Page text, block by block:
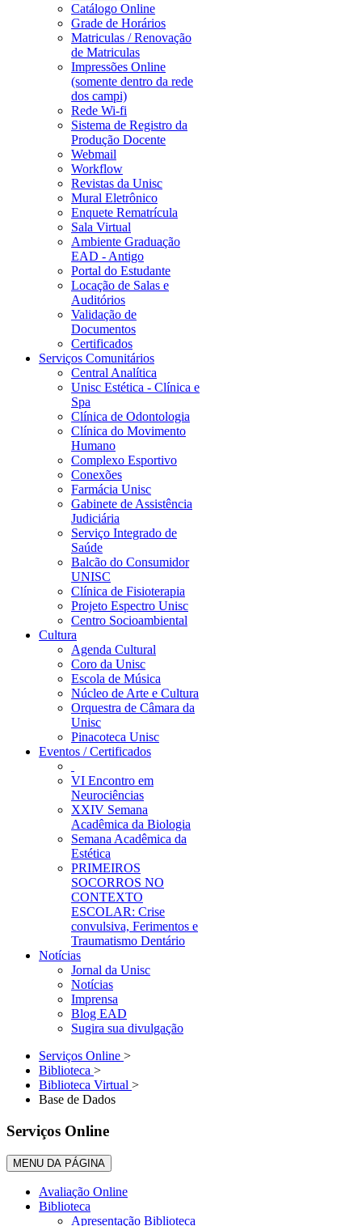
Catálogo Online
Grade de Horários
Matriculas / Renovação
de Matriculas
Impressões Online
(somente dentro da rede
dos campi)
Rede Wi-fi
Sistema de Registro da
Produção Docente
Webmail
Workflow
Revistas da Unisc
Mural Eletrônico
Enquete Rematrícula
Sala Virtual
Ambiente Graduação
EAD - Antigo
Portal do Estudante
Locação de Salas e
Auditórios
Validação de
Documentos
Certificados
Serviços Comunitários
Central Analítica
Unisc Estética - Clínica e
Spa
Clínica de Odontologia
Clínica do Movimento
Humano
Complexo Esportivo
Conexões
Farmácia Unisc
Gabinete de Assistência
Judiciária
Serviço Integrado de
Saúde
Balcão do Consumidor
UNISC
Clínica de Fisioterapia
Projeto Espectro Unisc
Centro Socioambiental
Cultura
Agenda Cultural
Coro da Unisc
Escola de Música
Núcleo de Arte e Cultura
Orquestra de Câmara da
Unisc
Pinacoteca Unisc
Eventos / Certificados
VI Encontro em
Neurociências
XXIV Semana
Acadêmica da Biologia
Semana Acadêmica da
Estética
PRIMEIROS
SOCORROS NO
CONTEXTO
ESCOLAR: Crise
convulsiva, Ferimentos e
Traumatismo Dentário
Notícias
Jornal da Unisc
Notícias
Imprensa
Blog EAD
Sugira sua divulgação
Serviços Online >
Biblioteca >
Biblioteca Virtual >
Base de Dados
Serviços Online
MENU DA PÁGINA
Avaliação Online
Biblioteca
Apresentação Biblioteca